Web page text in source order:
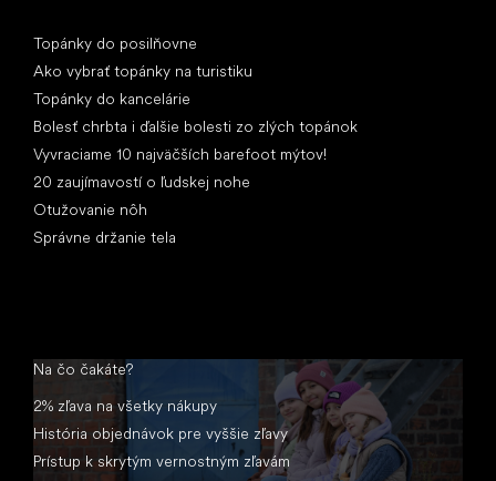
Topánky do posilňovne
Ako vybrať topánky na turistiku
Topánky do kancelárie
Bolesť chrbta i ďalšie bolesti zo zlých topánok
Vyvraciame 10 najväčších barefoot mýtov!
20 zaujímavostí o ľudskej nohe
Otužovanie nôh
Správne držanie tela
Na čo čakáte?
2% zľava na všetky nákupy
História objednávok pre vyššie zľavy
Prístup k skrytým vernostným zľavám